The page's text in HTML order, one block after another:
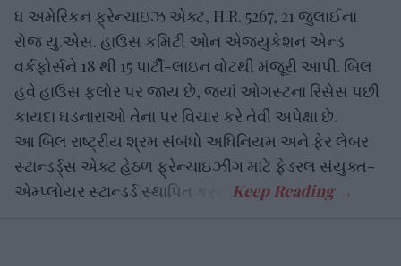
ધ અમેરિકન ફ્રેન્ચાઇઝ એક્ટ, H.R. 5267, 21 જુલાઈના
રોજ યુ.એસ. હાઉસ કમિટી ઓન એજ્યુકેશન એન્ડ
વર્કફોર્સને 18 થી 15 પાર્ટી-લાઇન વોટથી મંજૂરી આપી. બિલ
હવે હાઉસ ફ્લોર પર જાય છે, જ્યાં ઓગસ્ટના રિસેસ પછી
કાયદા ઘડનારાઓ તેના પર વિચાર કરે તેવી અપેક્ષા છે.
આ બિલ રાષ્ટ્રીય શ્રમ સંબંધો અધિનિયમ અને ફેર લેબર
સ્ટાન્ડર્ડ્સ એક્ટ હેઠળ ફ્રેન્ચાઇઝીંગ માટે ફેડરલ સંયુક્ત-
એમ્પ્લોયર સ્ટાન્ડર્ડ સ્થાપિત કરશે.